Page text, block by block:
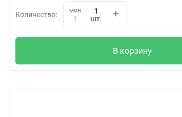
Количество:
мин.
1
шт.
В корзину